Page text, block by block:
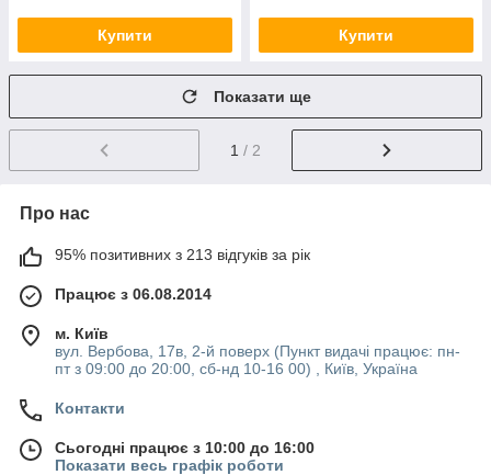
Купити Купити
Показати ще
1 / 2
Про нас
95% позитивних з 213 відгуків за рік
Працює з 06.08.2014
м. Київ
вул. Вербова, 17в, 2-й поверх (Пункт видачі працює: пн-
пт з 09:00 до 20:00, сб-нд 10-16 00) , Київ, Україна
Контакти
Сьогодні працює з 10:00 до 16:00
Показати весь графік роботи